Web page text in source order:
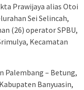
Prawijaya alias Otoi
Sei Selincah,
(26) operator SPBU,
Kecamatan
Palembang – Betung,
Banyuasin,